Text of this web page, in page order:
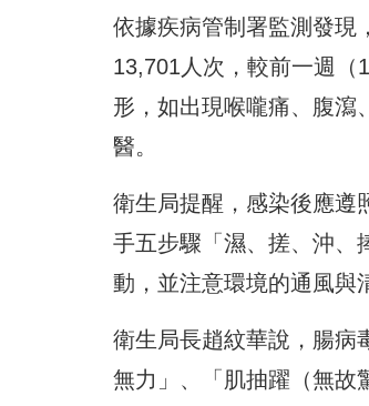
依據疾病管制署監測發現
13,701人次，較前一週（
形，如出現喉嚨痛、腹瀉
醫。
衛生局提醒，感染後應遵
手五步驟「濕、搓、沖、
動，並注意環境的通風與
衛生局長趙紋華說，腸病
無力」、「肌抽躍（無故